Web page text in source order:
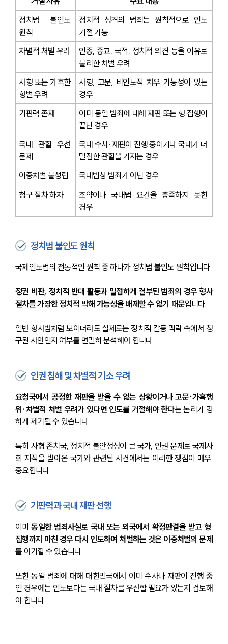
정치범 불인도
원칙
정치적 성격의 범죄는 원칙적으로 인도
거절 가능
차별적 처벌 우려
인종, 종교, 국적, 정치적 의견 등을 이유로
불리한 처벌 우려
사형 또는 가혹한
형벌 우려
사형, 고문, 비인도적 처우 가능성이 있는
경우
기판력 존재
이미 동일 범죄에 대해 재판 또는 형 집행이
끝난 경우
국내 관할 우선
문제
국내 수사·재판이 진행 중이거나 국내가 더
밀접한 관할을 가지는 경우
이중처벌 불성립
국내법상 범죄가 아닌 경우
청구 절차 하자
조약이나 국내법 요건을 충족하지 못한
경우
정치범 불인도 원칙
국제인도법의 전통적인 원칙 중 하나가 정치범 불인도 원칙입니다.
정권 비판, 정치적 반대 활동과 밀접하게 결부된 범죄의 경우 형사
절차를 가장한 정치적 박해 가능성을 배제할 수 없기 때문입니다.
일반 형사범처럼 보이더라도 실제로는 정치적 갈등 맥락 속에서 청
구된 사안인지 여부를 면밀히 분석해야 합니다.
인권 침해 및 차별적 기소 우려
요청국에서 공정한 재판을 받을 수 없는 상황이거나 고문·가혹행
위·차별적 처벌 우려가 있다면 인도를 거절해야 한다는 논리가 강
하게 제기될 수 있습니다.
특히 사형 존치국, 정치적 불안정성이 큰 국가, 인권 문제로 국제사
회 지적을 받아온 국가와 관련된 사건에서는 이러한 쟁점이 매우
중요합니다.
기판력과 국내 재판 선행
이미 동일한 범죄사실로 국내 또는 외국에서 확정판결을 받고 형
집행까지 마친 경우 다시 인도하여 처벌하는 것은 이중처벌의 문제
를 야기할 수 있습니다.
또한 동일 범죄에 대해 대한민국에서 이미 수사나 재판이 진행 중
인 경우에는 인도보다는 국내 절차를 우선할 필요가 있는지 검토해
야 합니다.